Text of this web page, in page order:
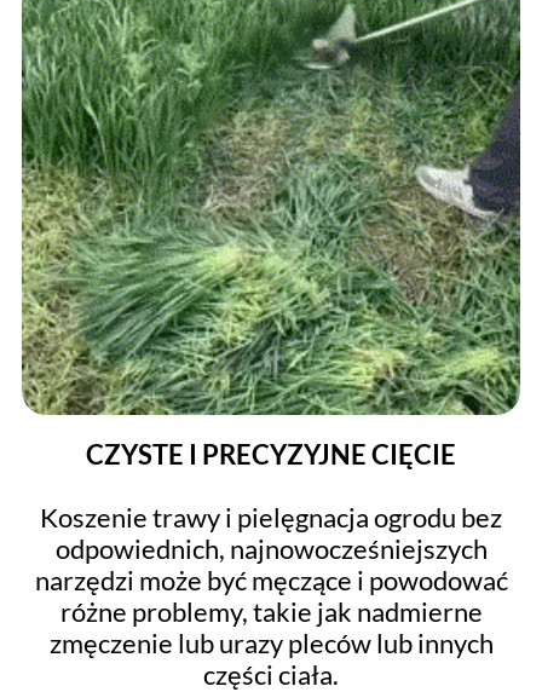
CZYSTE I PRECYZYJNE CIĘCIE
Koszenie trawy i pielęgnacja ogrodu bez
odpowiednich, najnowocześniejszych
narzędzi może być męczące i powodować
różne problemy, takie jak nadmierne
zmęczenie lub urazy pleców lub innych
części ciała.